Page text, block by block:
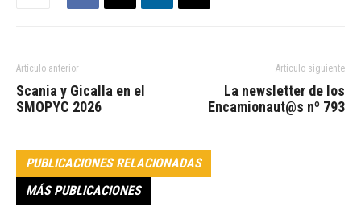
Artículo anterior
Scania y Gicalla en el
SMOPYC 2026
Artículo siguiente
La newsletter de los
Encamionaut@s nº 793
PUBLICACIONES RELACIONADAS
MÁS PUBLICACIONES